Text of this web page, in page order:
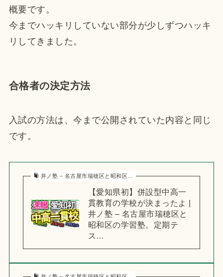
概要です。
今までハッキリしていない部分が少しずつハッキ
リしてきました。
合格者の決定方法
入試の方法は、今まで公開されていた内容と同じ
です。
井ノ塾 – 名古屋市瑞穂区と昭和区…
【愛知県初】併設型中高一
貫教育の学校が決まったよ |
井ノ塾 – 名古屋市瑞穂区と
昭和区の学習塾。定期テ
ス…